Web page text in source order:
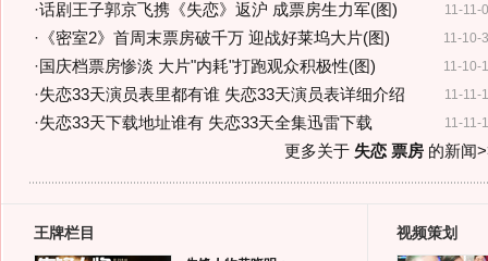
11-11-
·话剧王子郭京飞携《失恋》返沪 成票房生力军(图)
11-10-
· 《密室2》首周末票房破千万 迎战好莱坞大片(图)
11-10-
· 国庆档票房惨淡 大片"内耗"打跑观众积极性(图)
11-11-
·失恋33天演员表里都有谁 失恋33天演员表详细介绍
11-11-
·失恋33天下载地址谁有 失恋33天全集迅雷下载
更多关于 失恋 票房的新闻
王牌栏目 视频策划